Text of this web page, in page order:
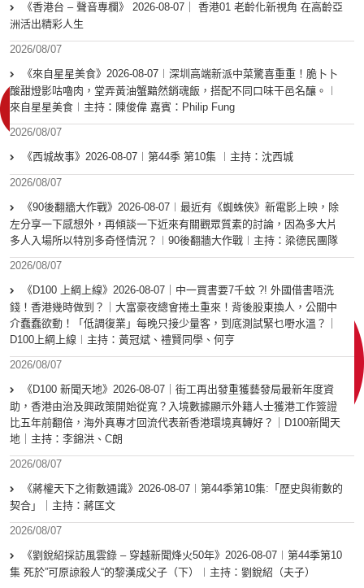
《香港台 – 聲音專欄》 2026-08-07｜ 香港01 老齡化新視角 在高齡亞
洲活出精彩人生
2026/08/07
《來自星星美食》2026-08-07︱深圳高端新派中菜驚喜重重！脆卜卜
酸甜燈影咕嚕肉，堂弄黃油蟹黯然銷魂飯，搭配不同口味干邑名釀。︱
來自星星美食︱主持：陳俊偉 嘉賓：Philip Fung
2026/08/07
《西城故事》2026-08-07︱第44季 第10集 ︱主持：沈西城
2026/08/07
《90後翻牆大作戰》2026-08-07︱最近有《蜘蛛俠》新電影上映，除
左分享一下感想外，再傾談一下近來有關觀眾質素的討論，因為多大片
多人入場所以特別多奇怪情況？︱90後翻牆大作戰︱主持：梁德民團隊
2026/08/07
《D100 上綱上線》2026-08-07｜中一買書要7千蚊 ?! 外國借書唔洗
錢！香港幾時做到？｜大富豪夜總會捲土重來！背後股東換人，公關中
介蠢蠢欲動！「低調復業」每晚只接少量客，到底測試緊乜嘢水溫？｜
D100上綱上線︱主持：黃冠斌、禮賢同學、何亨
2026/08/07
《D100 新聞天地》2026-08-07｜街工再出發重獲藝發局最新年度資
助，香港由治及興政策開始從寬？入境數據顯示外籍人士獲港工作簽證
比五年前翻倍，海外真專才回流代表新香港環境真轉好？｜D100新聞天
地｜主持：李錦洪、C朗
2026/08/07
《蔣權天下之術數通識》2026-08-07︱第44季第10集:「歴史與術數的
契合」｜主持：蔣匡文
2026/08/07
《劉銳紹採訪風雲錄 – 穿越新聞烽火50年》2026-08-07︱第44季第10
集 死於”可原諒殺人“的黎漢成父子（下）︱主持：劉銳紹（夫子）